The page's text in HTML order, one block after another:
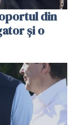
din
și o